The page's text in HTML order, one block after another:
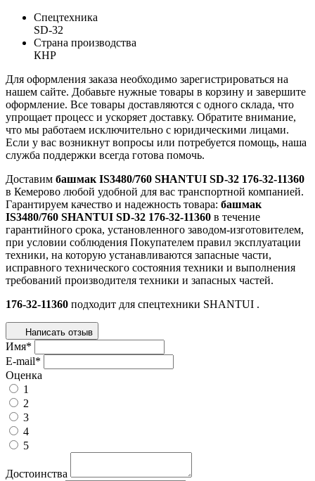
Спецтехника
SD-32
Страна производства
КНР
Для оформления заказа необходимо зарегистрироваться на
нашем сайте. Добавьте нужные товары в корзину и завершите
оформление. Все товары доставляются с одного склада, что
упрощает процесс и ускоряет доставку. Обратите внимание,
что мы работаем исключительно с юридическими лицами.
Если у вас возникнут вопросы или потребуется помощь, наша
служба поддержки всегда готова помочь.
Доставим башмак IS3480/760 SHANTUI SD-32 176-32-11360
в Кемерово любой удобной для вас транспортной компанией.
Гарантируем качество и надежность товара: башмак
IS3480/760 SHANTUI SD-32 176-32-11360 в течение
гарантийного срока, установленного заводом-изготовителем,
при условии соблюдения Покупателем правил эксплуатации
техники, на которую устанавливаются запасные части,
исправного технического состояния техники и выполнения
требований производителя техники и запасных частей.
176-32-11360 подходит для спецтехники SHANTUI .
Написать отзыв
Имя*
E-mail*
Оценка
1
2
3
4
5
Достоинства